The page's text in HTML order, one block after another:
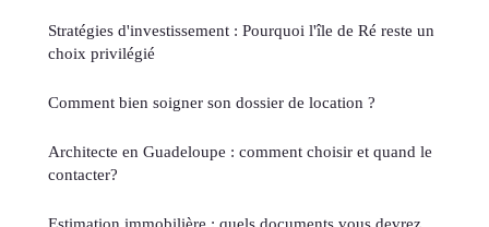
Stratégies d'investissement : Pourquoi l'île de Ré reste un
choix privilégié
Comment bien soigner son dossier de location ?
Architecte en Guadeloupe : comment choisir et quand le
contacter?
Estimation immobilière : quels documents vous devrez